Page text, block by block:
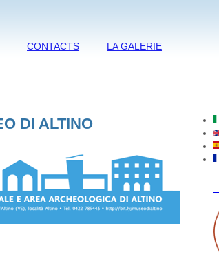
CONTACTS LA GALERIE
DI ALTINO